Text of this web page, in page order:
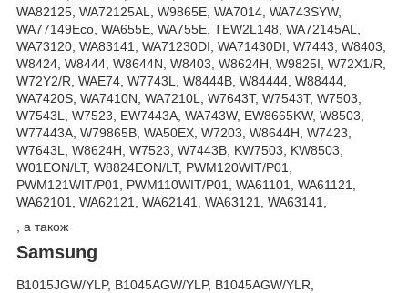
WA82125, WA72125AL, W9865E, WA7014, WA743SYW,
WA77149Eco, WA655E, WA755E, TEW2L148, WA72145AL,
WA73120, WA83141, WA71230DI, WA71430DI, W7443, W8403,
W8424, W8444, W8644N, W8403, W8624H, W9825I, W72X1/R,
W72Y2/R, WAE74, W7743L, W8444B, W84444, W88444,
WA7420S, WA7410N, WA7210L, W7643T, W7543T, W7503,
W7543L, W7523, EW7443A, WA743W, EW8665KW, W8503,
W77443A, W79865B, WA50EX, W7203, W8644H, W7423,
W7643L, W8624H, W7523, W7443B, KW7503, KW8503,
W01EON/LT, W8824EON/LT, PWM120WIT/P01,
PWM121WIT/P01, PWM110WIT/P01, WA61101, WA61121,
WA62101, WA62121, WA62141, WA63121, WA63141,
, а також
Samsung
B1015JGW/YLP, B1045AGW/YLP, B1045AGW/YLR,